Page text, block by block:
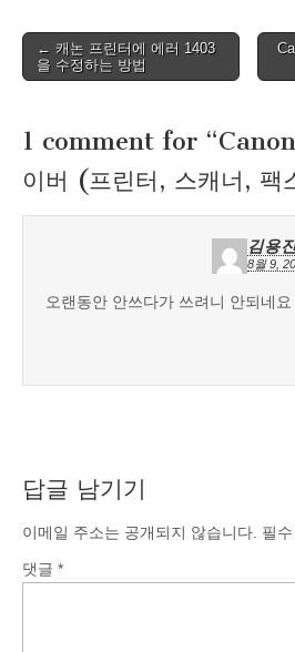
Post
navigation
← 캐논 프린터에 에러 1403
을 수정하는 방법
1 comment for “
이버 (프린터, 스캐너, 팩
김용
8월 9,
오랜동안 안쓰다가 쓰려니 안되네요
답글 남기기
이메일 주소는 공개되지 않습니다. 필
댓글 *